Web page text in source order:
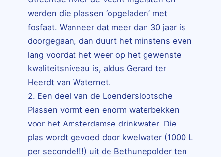
werden die plassen ‘opgeladen’ met
fosfaat. Wanneer dat meer dan 30 jaar is
doorgegaan, dan duurt het minstens even
lang voordat het weer op het gewenste
kwaliteitsniveau is, aldus Gerard ter
Heerdt van Waternet.
2. Een deel van de Loenderslootsche
Plassen vormt een enorm waterbekken
voor het Amsterdamse drinkwater. Die
plas wordt gevoed door kwelwater (1000 L
per seconde!!!) uit de Bethunepolder ten